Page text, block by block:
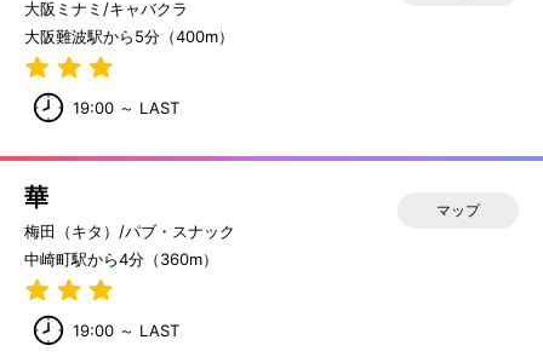
大阪ミナミ/キャバクラ
大阪難波駅から5分（400m）
19:00 ～ LAST
華
梅田（キタ）/パブ・スナック
中崎町駅から4分（360m）
19:00 ～ LAST
マップ